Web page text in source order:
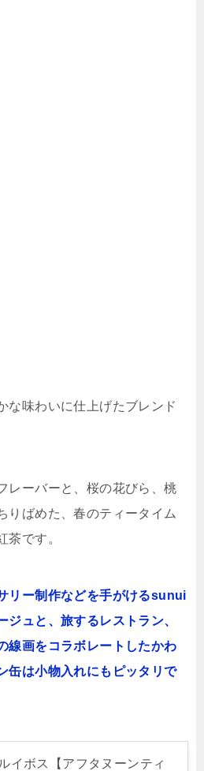
な味わいに仕上げたブレンド
レーバーと、桜の花びら、桃
りばめた、春のティータイム
茶です。
リー制作などを手がけるsunui
ジュと、旅するレストラン、
線画をコラボレートしたかわ
缶は小物入れにもピッタリで
イボス【アフタヌーンティ